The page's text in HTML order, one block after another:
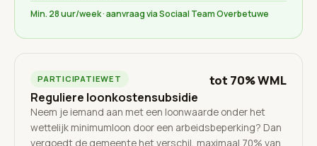
Min. 28 uur/week · aanvraag via Sociaal Team Overbetuwe
PARTICIPATIEWET tot 70% WML
Reguliere loonkostensubsidie
Neem je iemand aan met een loonwaarde onder het
wettelijk minimumloon door een arbeidsbeperking? Dan
vergoedt de gemeente het verschil, maximaal 70% van